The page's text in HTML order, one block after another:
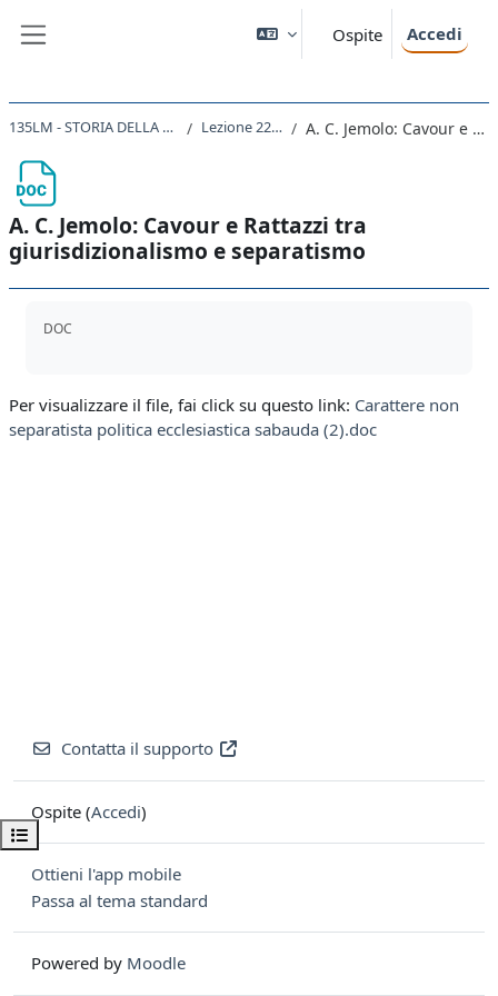
Ospite Accedi
Apri indice del corso
135LM - STORIA DELLA FORMAZIONE DEGLI STATI NAZIONALI NEL XIX SECOLO 2020 Lezione 22-23 Il Piemonte dopo il 49 A. C. Jemolo: Cavour e Rattazzi tra giurisdizionalismo e separatismo
A. C. Jemolo: Cavour e Rattazzi tra
giurisdizionalismo e separatismo
DOC
Per visualizzare il file, fai click su questo link: Carattere non
separatista politica ecclesiastica sabauda (2).doc
Contatta il supporto
Ospite (Accedi)
Ottieni l'app mobile
Passa al tema standard
Powered by Moodle